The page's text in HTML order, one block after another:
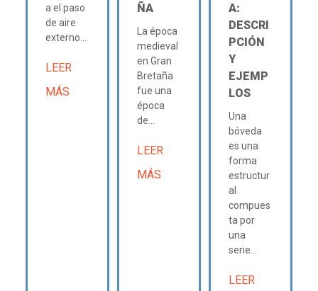
a el paso
de aire
externo...
LEER
MÁS
ÑA
La época
medieval
en Gran
Bretaña
fue una
época
de...
LEER
MÁS
A:
DESCRI
PCIÓN
Y
EJEMP
LOS
Una
bóveda
es una
forma
estructur
al
compues
ta por
una
serie...
LEER